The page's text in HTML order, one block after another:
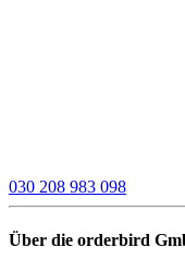
030 208 983 098
Über die orderbird